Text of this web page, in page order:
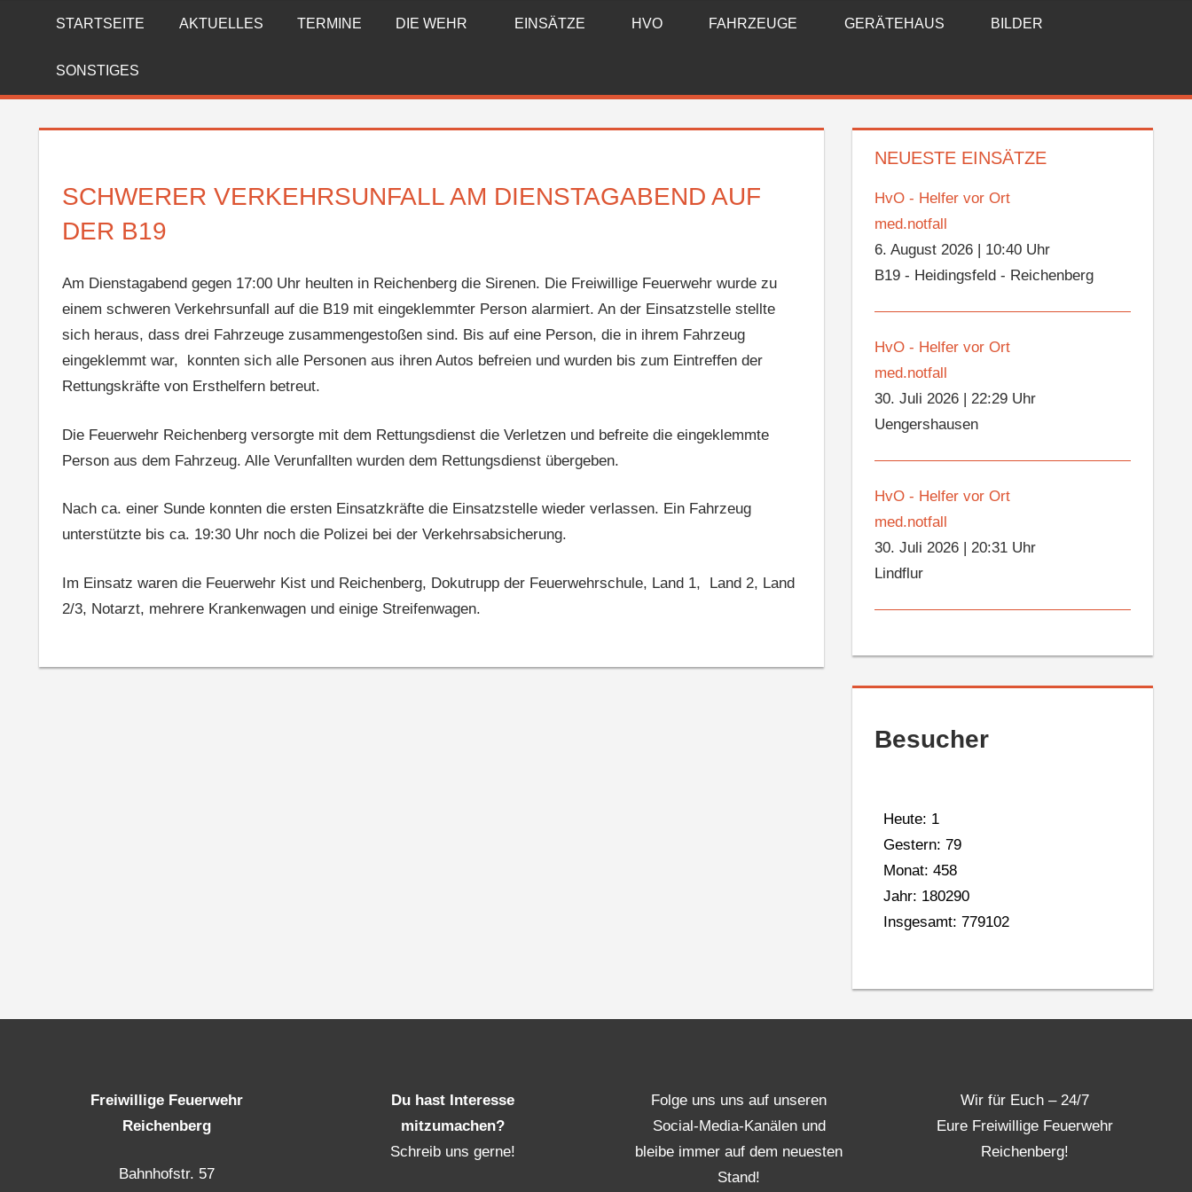
FREIWILLIGE
FEUERWEHR
REICHENBERG
STARTSEITE AKTUELLES TERMINE DIE WEHR EINSÄTZE HVO FAHRZEUGE GERÄTEHAUS BILDER
SONSTIGES
SCHWERER VERKEHRSUNFALL AM DIENSTAGABEND AUF
DER B19
Am Dienstagabend gegen 17:00 Uhr heulten in Reichenberg die Sirenen. Die Freiwillige Feuerwehr wurde zu
einem schweren Verkehrsunfall auf die B19 mit eingeklemmter Person alarmiert. An der Einsatzstelle stellte
sich heraus, dass drei Fahrzeuge zusammengestoßen sind. Bis auf eine Person, die in ihrem Fahrzeug
eingeklemmt war, konnten sich alle Personen aus ihren Autos befreien und wurden bis zum Eintreffen der
Rettungskräfte von Ersthelfern betreut.
Die Feuerwehr Reichenberg versorgte mit dem Rettungsdienst die Verletzen und befreite die eingeklemmte
Person aus dem Fahrzeug. Alle Verunfallten wurden dem Rettungsdienst übergeben.
Nach ca. einer Sunde konnten die ersten Einsatzkräfte die Einsatzstelle wieder verlassen. Ein Fahrzeug
unterstützte bis ca. 19:30 Uhr noch die Polizei bei der Verkehrsabsicherung.
Im Einsatz waren die Feuerwehr Kist und Reichenberg, Dokutrupp der Feuerwehrschule, Land 1, Land 2, Land
2/3, Notarzt, mehrere Krankenwagen und einige Streifenwagen.
NEUESTE EINSÄTZE
HvO - Helfer vor Ort
med.notfall
6. August 2026
10:40 Uhr
B19 - Heidingsfeld - Reichenberg
HvO - Helfer vor Ort
med.notfall
30. Juli 2026 |22:29 Uhr
Uengershausen
HvO - Helfer vor Ort
med.notfall
30. Juli 2026 |20:31 Uhr
Lindflur
Besucher
Heute: 1
Gestern: 79
Monat: 458
Jahr: 180290
Insgesamt: 779102
Freiwillige Feuerwehr
Reichenberg
Bahnhofstr. 57
Du hast Interesse
mitzumachen?
Schreib uns gerne!
Folge uns uns auf unseren
Social-Media-Kanälen und
bleibe immer auf dem neuesten
Stand!
Wir für Euch – 24/7
Eure Freiwillige Feuerwehr
Reichenberg!